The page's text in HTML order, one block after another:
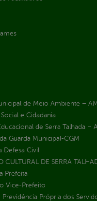
de Meio Ambiente –
e Cidadania
de Serra Talhada –
Guarda Municipal-CGM
Defesa Civil
CULTURAL DE SERRA
Prefeita
Vice-Prefeito
Previdência Própria dos